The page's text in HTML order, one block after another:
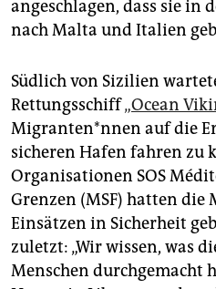
angeschlagen, dass sie in
nach Malta und Italien
Südlich von Sizilien
Rettungsschiff„Ocean
Migranten*nnen auf die
sicheren Hafen fahren zu
Organisationen SOS
Grenzen (MSF) hatten die
Einsätzen in Sicherheit
zuletzt: „Wir wissen, was
Menschen durchgemacht